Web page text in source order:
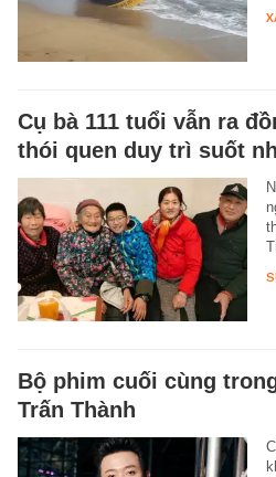
Cụ bà 111 tuổi vẫn ra
thói quen duy trì suốt
Bộ phim cuối cùng
Trấn Thành